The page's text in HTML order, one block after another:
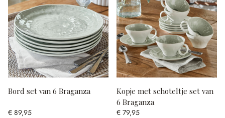
Bord set van 6 Braganza
€ 89,95
Kopje met schoteltje set van
6 Braganza
€ 79,95